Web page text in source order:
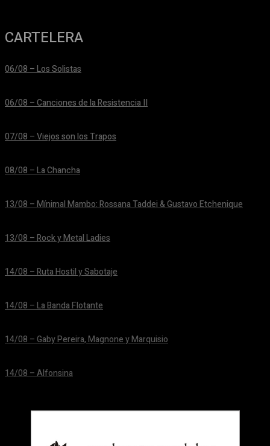
CARTELERA
06/08 – Los Solistas
06/08 – Canciones de la Resistencia II
07/08 – Viejos son los Trapos
08/08 – La Chancha
13/08 – Mínimal Mambo: Rossana Taddei & Gustavo Etchenique
13/08 – Rock y Metal Ladies
14/08 – Ruta Hostil y Sabotaje
14/08 – La Banda Flotante
14/08 – Gaby Pereira, Magnone y Marquisio
14/08 – Alfonsina